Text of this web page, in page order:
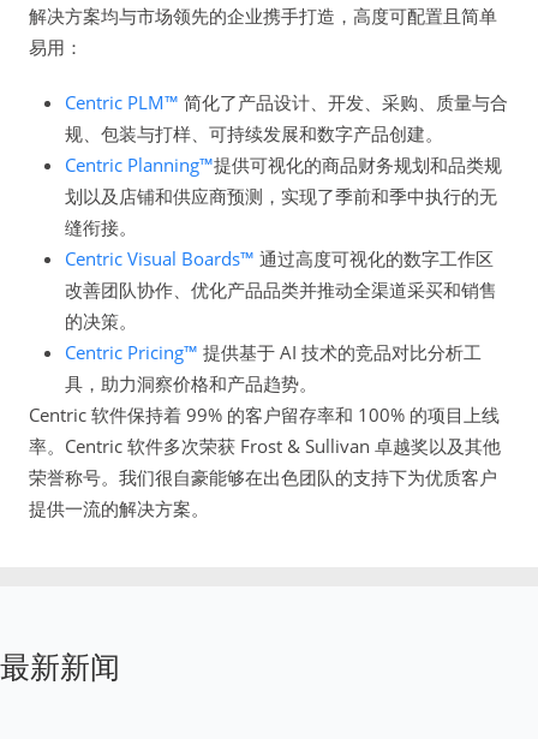
解决方案均与市场领先的企业携手打造，高度可配置且简单
易用：
Centric PLM™ 简化了产品设计、开发、采购、质量与合
规、包装与打样、可持续发展和数字产品创建。
Centric Planning™提供可视化的商品财务规划和品类规
划以及店铺和供应商预测，实现了季前和季中执行的无
缝衔接。
Centric Visual Boards™ 通过高度可视化的数字工作区
改善团队协作、优化产品品类并推动全渠道采买和销售
的决策。
Centric Pricing™ 提供基于 AI 技术的竞品对比分析工
具，助力洞察价格和产品趋势。
Centric 软件保持着 99% 的客户留存率和 100% 的项目上线
率。Centric 软件多次荣获 Frost & Sullivan 卓越奖以及其他
荣誉称号。我们很自豪能够在出色团队的支持下为优质客户
提供一流的解决方案。
最新新闻